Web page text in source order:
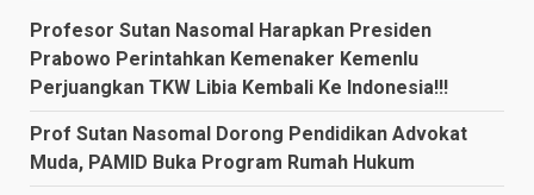
Profesor Sutan Nasomal Harapkan Presiden
Prabowo Perintahkan Kemenaker Kemenlu
Perjuangkan TKW Libia Kembali Ke Indonesia!!!
Prof Sutan Nasomal Dorong Pendidikan Advokat
Muda, PAMID Buka Program Rumah Hukum